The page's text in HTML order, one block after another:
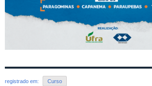
registrado em: Curso